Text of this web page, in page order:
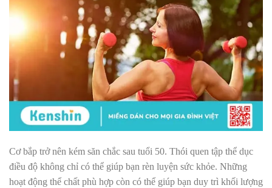
Cơ bắp trở nên kém săn chắc sau tuổi 50. Thói quen tập thể dục
điều độ không chỉ có thể giúp bạn rèn luyện sức khỏe. Những
hoạt động thể chất phù hợp còn có thể giúp bạn duy trì khối lượng